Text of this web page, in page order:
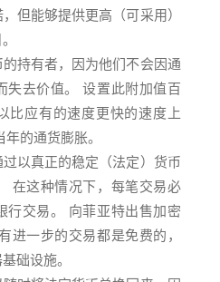
但能够提供更高（可采用）
持有者，因为他们不会因通
失去价值。 设置此附加值百
比应有的速度更快的速度上
的通货膨胀。
以真正的稳定（法定）货币
在这种情况下，每笔交易必
行交易。 向菲亚特出售加密
进一步的交易都是免费的，
础设施。